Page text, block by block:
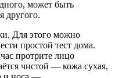
может быть
другого.
Для этого можно
простой тест дома.
протрите лицо
чистой — кожа сухая,